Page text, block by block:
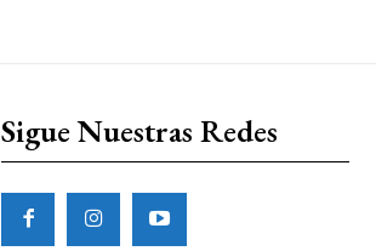
Sigue Nuestras Redes